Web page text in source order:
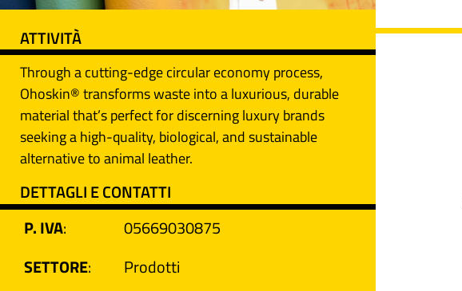
ATTIVITÀ
Through a cutting-edge circular economy process,
Ohoskin® transforms waste into a luxurious, durable
material that’s perfect for discerning luxury brands
seeking a high-quality, biological, and sustainable
alternative to animal leather.
DETTAGLI E CONTATTI
P. IVA:
05669030875
SETTORE:
Prodotti